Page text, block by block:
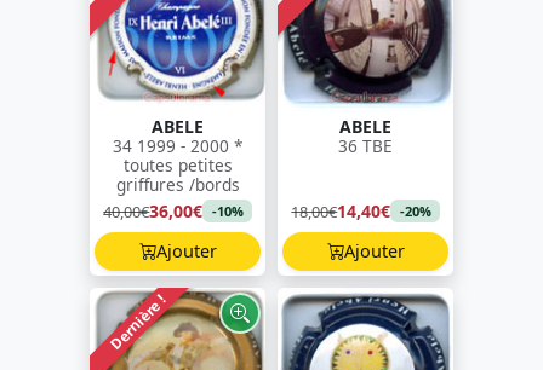
ABELE
34 1999 - 2000 *
toutes petites
griffures /bords
40,00€36,00€ -10%
Ajouter
ABELE
36 TBE
18,00€14,40€ -20%
Ajouter
Dernière !